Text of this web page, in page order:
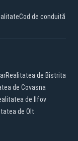
Cod de conduită
Realitatea de Bistrita
de Covasna
de Ilfov
de Olt